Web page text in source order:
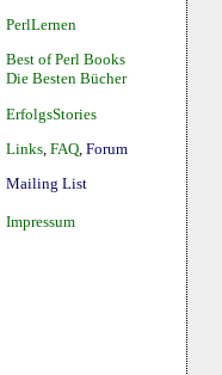
PerlLernen
Best of Perl Books
Die Besten Bücher
ErfolgsStories
Links FAQ Forum
Mailing List
Impressum